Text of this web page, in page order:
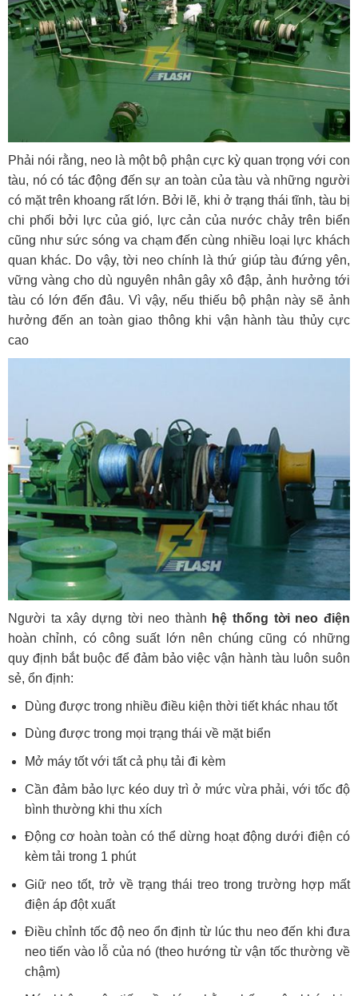
Phải nói rằng, neo là một bộ phận cực kỳ quan trọng với con
tàu, nó có tác động đến sự an toàn của tàu và những người
có mặt trên khoang rất lớn. Bởi lẽ, khi ở trạng thái tĩnh, tàu bị
chi phối bởi lực của gió, lực cản của nước chảy trên biển
cũng như sức sóng va chạm đến cùng nhiều loại lực khách
quan khác. Do vậy, tời neo chính là thứ giúp tàu đứng yên,
vững vàng cho dù nguyên nhân gây xô đập, ảnh hưởng tới
tàu có lớn đến đâu. Vì vậy, nếu thiếu bộ phận này sẽ ảnh
hưởng đến an toàn giao thông khi vận hành tàu thủy cực
cao
Người ta xây dựng tời neo thành hệ thống tời neo điện
hoàn chỉnh, có công suất lớn nên chúng cũng có những
quy định bắt buộc để đảm bảo việc vận hành tàu luôn suôn
sẻ, ổn định:
Dùng được trong nhiều điều kiện thời tiết khác nhau tốt
Dùng được trong mọi trạng thái về mặt biển
Mở máy tốt với tất cả phụ tải đi kèm
Cần đảm bảo lực kéo duy trì ở mức vừa phải, với tốc độ
bình thường khi thu xích
Động cơ hoàn toàn có thể dừng hoạt động dưới điện có
kèm tải trong 1 phút
Giữ neo tốt, trở về trạng thái treo trong trường hợp mất
điện áp đột xuất
Điều chỉnh tốc độ neo ổn định từ lúc thu neo đến khi đưa
neo tiến vào lỗ của nó (theo hướng từ vận tốc thường về
chậm)